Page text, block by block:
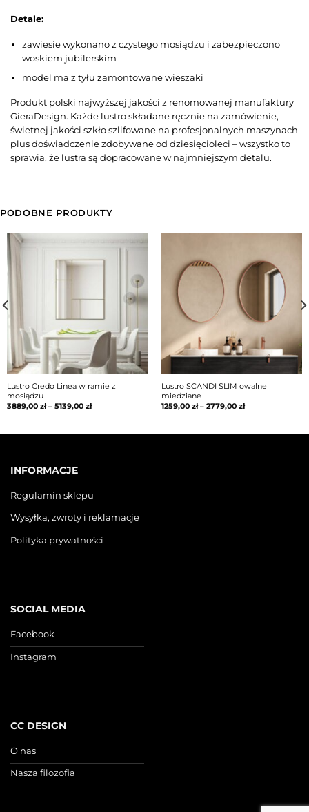
Detale:
zawiesie wykonano z czystego mosiądzu i zabezpieczono
woskiem jubilerskim
model ma z tyłu zamontowane wieszaki
Produkt polski najwyższej jakości z renomowanej manufaktury
GieraDesign. Każde lustro składane ręcznie na zamówienie,
świetnej jakości szkło szlifowane na profesjonalnych maszynach
plus doświadczenie zdobywane od dziesięcioleci – wszystko to
sprawia, że lustra są dopracowane w najmniejszym detalu.
PODOBNE PRODUKTY
Lustro Credo Linea w ramie z
mosiądzu
3889,00 zł– 5139,00 zł
Lustro SCANDI SLIM owalne
miedziane
1259,00 zł– 2779,00 zł
INFORMACJE
Regulamin sklepu
Wysyłka, zwroty i reklamacje
Polityka prywatności
SOCIAL MEDIA
Facebook
Instagram
CC DESIGN
O nas
Nasza filozofia